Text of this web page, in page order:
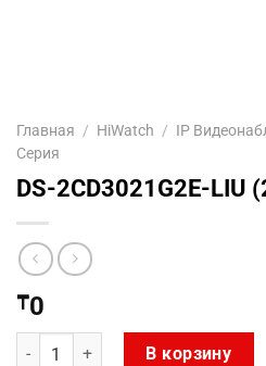
Главная / HiWatch / IP
Серия
DS-2CD3021G2E-LIU
₸0
Количество товара DS-В корзину